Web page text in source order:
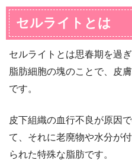
セルライトとは
セルライトとは思春期を過
脂肪細胞の塊のことで、皮
です。
皮下組織の血行不良が原因
て、それに老廃物や水分が
られた特殊な脂肪です。